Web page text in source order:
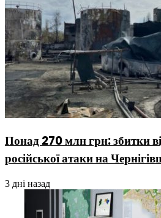
Понад 270 млн грн: збитки
російської атаки на
3 дні назад